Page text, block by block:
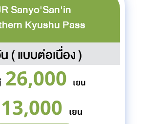
Sanyo'San'in
Kyushu Pass
( แบบต่อเนื่อง )
26,000 เยน
13,000 เยน